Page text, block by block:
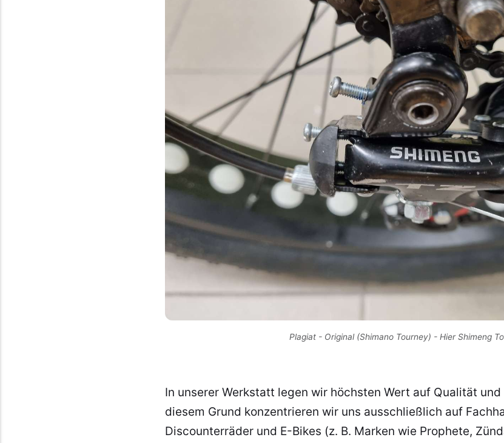
Plagiat - Original (Shimano Tourney) - Hier Shimeng
In unserer Werkstatt legen wir höchsten Wert auf Qualität
diesem Grund konzentrieren wir uns ausschließlich auf
Discounterräder und E-Bikes (z. B. Marken wie Prophete,